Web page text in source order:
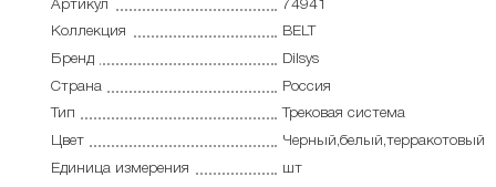
Артикул
74941
Коллекция
BELT
Бренд
Dilsys
Страна
Россия
Тип
Трековая система
Цвет
Черный,белый,терракотовый
Единица измерения
шт